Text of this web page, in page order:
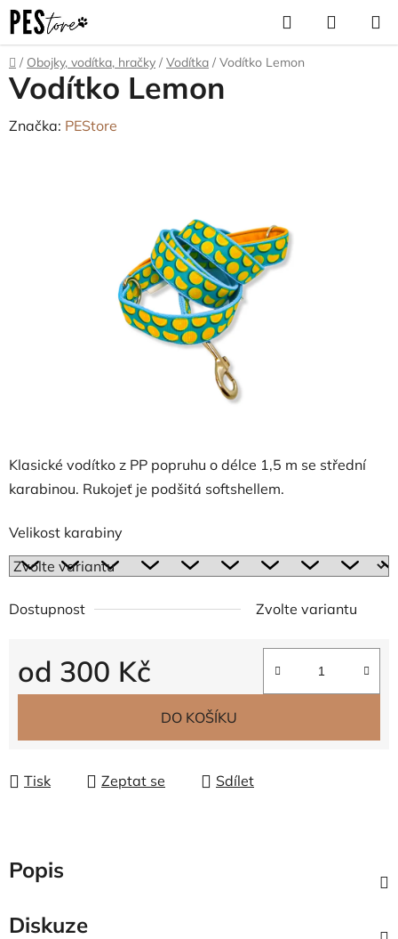
Přejít
na
obsah
Hledat
KOŠÍK
Domů
/ Obojky, vodítka, hračky / Vodítka / Vodítko Lemon
Klasické vodítko z PP popruhu o délce 1,5 m se střední
karabinou. Rukojeť je podšitá softshellem.
Velikost karabiny
Dostupnost Zvolte variantu
od 300 Kč
Měrná cena:
DO KOŠÍKU
Tisk Zeptat se Sdílet
Vodítko Lemon
Značka: PEStore
Popis
Diskuze